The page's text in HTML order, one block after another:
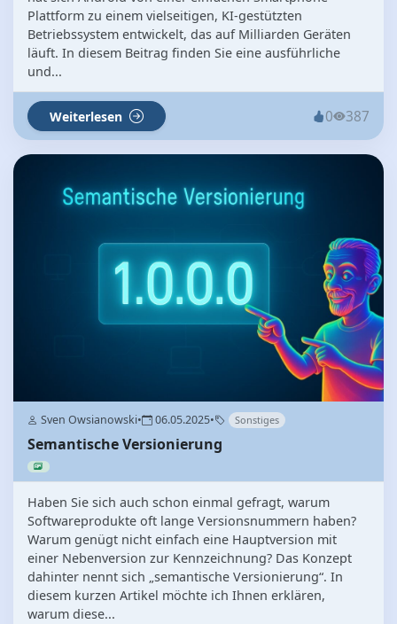
Plattform zu einem vielseitigen, KI-gestützten
Betriebssystem entwickelt, das auf Milliarden Geräten
läuft. In diesem Beitrag finden Sie eine ausführliche
und...
Weiterlesen 0 387
Sven Owsianowski• 06.05.2025• Sonstiges
Semantische Versionierung
Haben Sie sich auch schon einmal gefragt, warum
Softwareprodukte oft lange Versionsnummern haben?
Warum genügt nicht einfach eine Hauptversion mit
einer Nebenversion zur Kennzeichnung? Das Konzept
dahinter nennt sich „semantische Versionierung“. In
diesem kurzen Artikel möchte ich Ihnen erklären,
warum diese...